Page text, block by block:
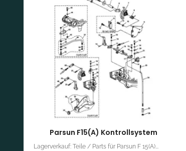
Parsun F15(A) Kontrollsystem
Lagerverkauf: Teile / Parts für Parsun F 15(A)...